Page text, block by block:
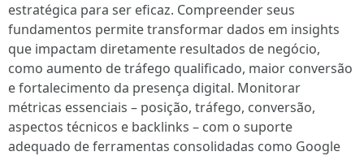
estratégica para ser eficaz. Compreender seus
fundamentos permite transformar dados em insights
que impactam diretamente resultados de negócio,
como aumento de tráfego qualificado, maior conversão
e fortalecimento da presença digital. Monitorar
métricas essenciais – posição, tráfego, conversão,
aspectos técnicos e backlinks – com o suporte
adequado de ferramentas consolidadas como Google